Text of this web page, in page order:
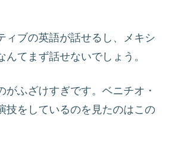
ィブの英語が話せるし、メキシ
てまず話せないでしょう。
ふざけすぎです。ベニチオ・
技をしているのを見たのはこの